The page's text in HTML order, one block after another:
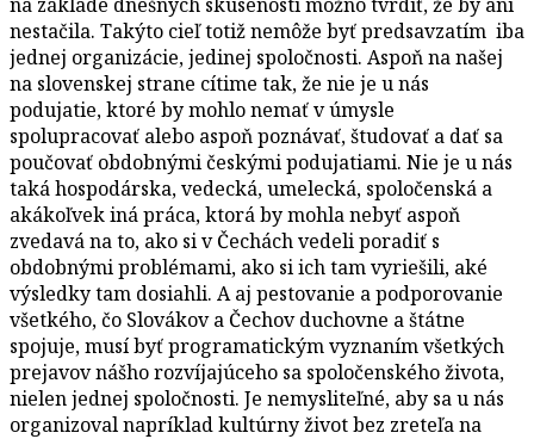
nestačila. Takýto cieľ totiž nemôže byť predsavzatím iba
jednej organizácie, jedinej spoločnosti. Aspoň na našej
na slovenskej strane cítime tak, že nie je u nás
podujatie, ktoré by mohlo nemať v úmysle
spolupracovať alebo aspoň poznávať, študovať a dať sa
poučovať obdobnými českými podujatiami. Nie je u nás
taká hospodárska, vedecká, umelecká, spoločenská a
akákoľvek iná práca, ktorá by mohla nebyť aspoň
zvedavá na to, ako si v Čechách vedeli poradiť s
obdobnými problémami, ako si ich tam vyriešili, aké
výsledky tam dosiahli. A aj pestovanie a podporovanie
všetkého, čo Slovákov a Čechov duchovne a štátne
spojuje, musí byť programatickým vyznaním všetkých
prejavov nášho rozvíjajúceho sa spoločenského života,
nielen jednej spoločnosti. Je nemysliteľné, aby sa u nás
organizoval napríklad kultúrny život bez zreteľa na